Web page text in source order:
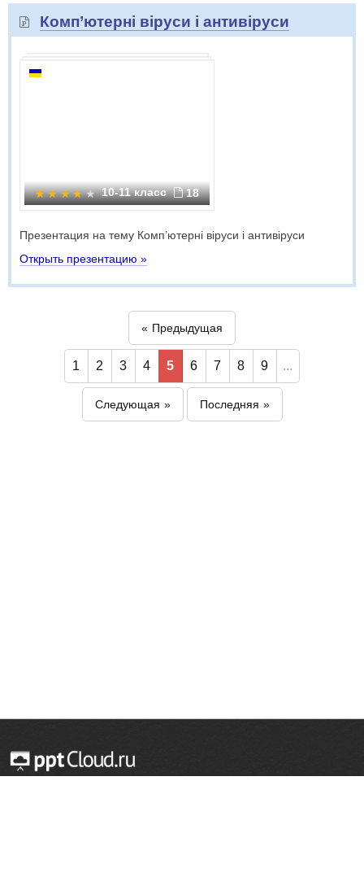
Комп’ютерні віруси і антивіруси
10-11 класс 18
Презентация на тему Комп’ютерні віруси і антивіруси
Открыть презентацию »
Предыдущая
1 2 3 4 5 6 7 8 9 ...
Следующая Последняя